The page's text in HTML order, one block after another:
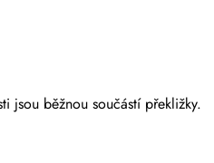
jsou běžnou součástí překližky.